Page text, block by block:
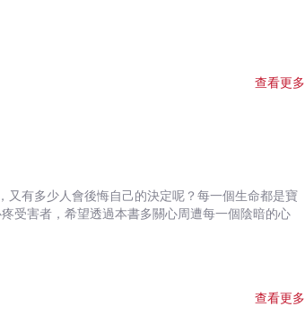
查看更多
有多少人會後悔自己的決定呢？每一個生命都是寶
受害者，希望透過本書多關心周遭每一個陰暗的心
查看更多